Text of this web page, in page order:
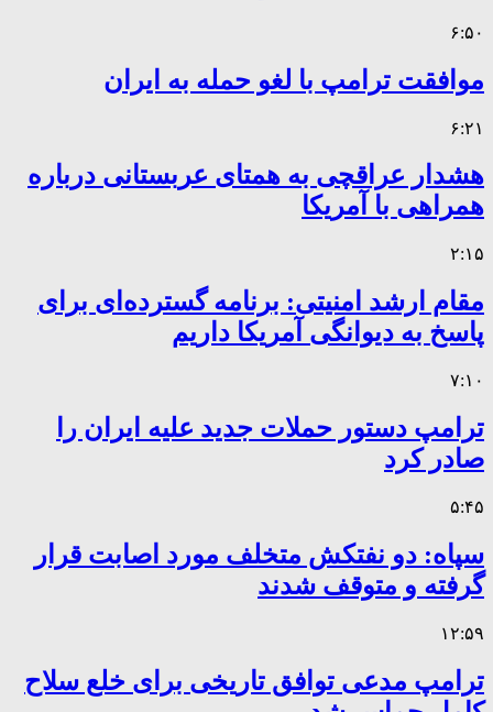
۶:۵۰
موافقت ترامپ با لغو حمله به ایران
۶:۲۱
هشدار عراقچی به همتای عربستانی درباره
همراهی با آمریکا
۲:۱۵
مقام ارشد امنیتی: برنامه گسترده‌ای برای
پاسخ به دیوانگی آمریکا داریم
۷:۱۰
ترامپ دستور حملات جدید علیه ایران را
صادر کرد
۵:۴۵
سپاه: دو نفتکش متخلف مورد اصابت قرار
گرفته و متوقف شدند
۱۲:۵۹
ترامپ مدعی توافق تاریخی برای خلع سلاح